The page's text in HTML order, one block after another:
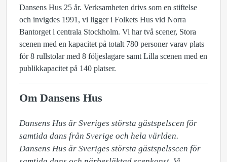
Dansens Hus 25 år. Verksamheten drivs som en stiftelse
och invigdes 1991, vi ligger i Folkets Hus vid Norra
Bantorget i centrala Stockholm. Vi har två scener, Stora
scenen med en kapacitet på totalt 780 personer varav plats
för 8 rullstolar med 8 följeslagare samt Lilla scenen med en
publikkapacitet på 140 platser.
Om Dansens Hus
Dansens Hus är Sveriges största gästspelscen för
samtida dans från Sverige och hela världen.
Dansens Hus är Sveriges största gästspelsscen för